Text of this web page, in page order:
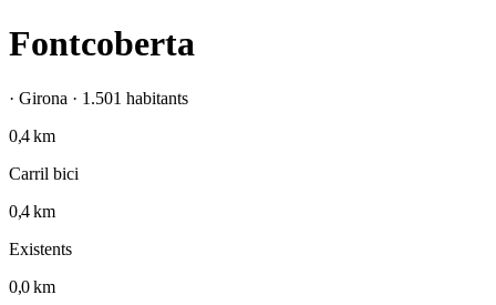
Fontcoberta
· Girona · 1.501 habitants
0,4 km
Carril bici
0,4 km
Existents
0,0 km